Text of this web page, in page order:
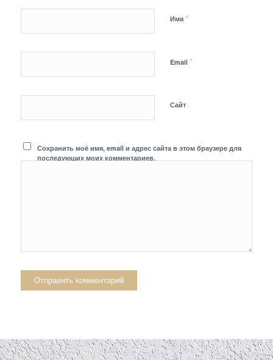
Имя *
Email *
Сайт
Сохранить моё имя, email и адрес сайта в этом браузере для
последующих моих комментариев.